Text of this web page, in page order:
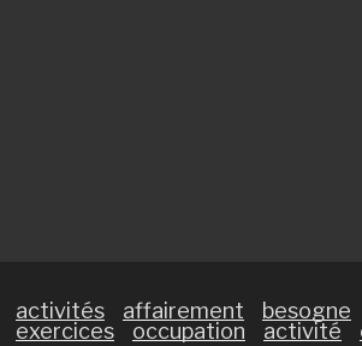
activités affairement besogne
exercices
occupation activité